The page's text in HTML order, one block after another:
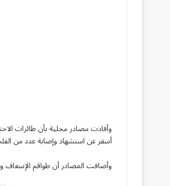
وأفادت مصادر محلية بأن طائرات
أسفر عن استشهاد وإصابة عدد من
وأضافت المصادر أن طواقم الإسعاف